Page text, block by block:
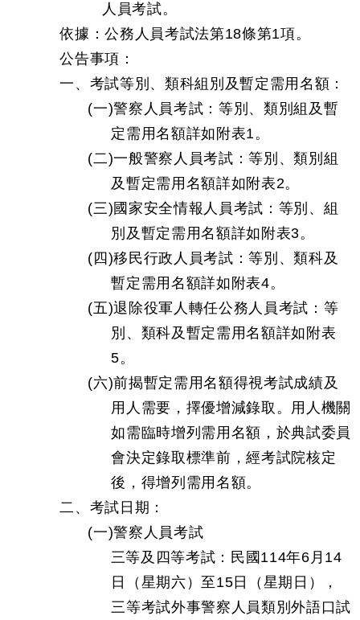
人員考試。
依據：公務人員考試法第18條第1項。
公告事項：
一、考試等別、類科組別及暫定需用名額：
(一)警察人員考試：等別、類別組及暫
定需用名額詳如附表1。
(二)一般警察人員考試：等別、類別組
及暫定需用名額詳如附表2。
(三)國家安全情報人員考試：等別、組
別及暫定需用名額詳如附表3。
(四)移民行政人員考試：等別、類科及
暫定需用名額詳如附表4。
(五)退除役軍人轉任公務人員考試：等
別、類科及暫定需用名額詳如附表
5。
(六)前揭暫定需用名額得視考試成績及
用人需要，擇優增減錄取。用人機關
如需臨時增列需用名額，於典試委員
會決定錄取標準前，經考試院核定
後，得增列需用名額。
二、考試日期：
(一)警察人員考試
三等及四等考試：民國114年6月14
日（星期六）至15日（星期日），
三等考試外事警察人員類別外語口試